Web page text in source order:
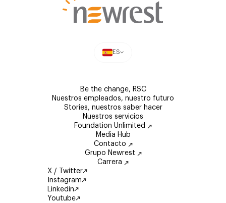
ES
Be the change, RSC
Nuestros empleados, nuestro futuro
Stories, nuestros saber hacer
Nuestros servicios
Foundation Unlimited
Media Hub
Contacto
Grupo Newrest
Carrera
X / Twitter
Instagram
Linkedin
Youtube